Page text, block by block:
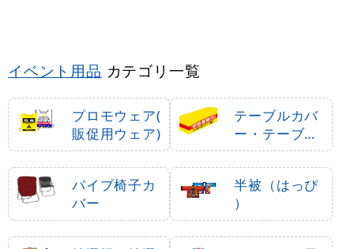
イベント用品 カテゴリ一覧
プロモウェア(
販促用ウェア)
テーブルカバ
ー・テーブル
クロス
パイプ椅子カ
バー
半被（はっぴ
）